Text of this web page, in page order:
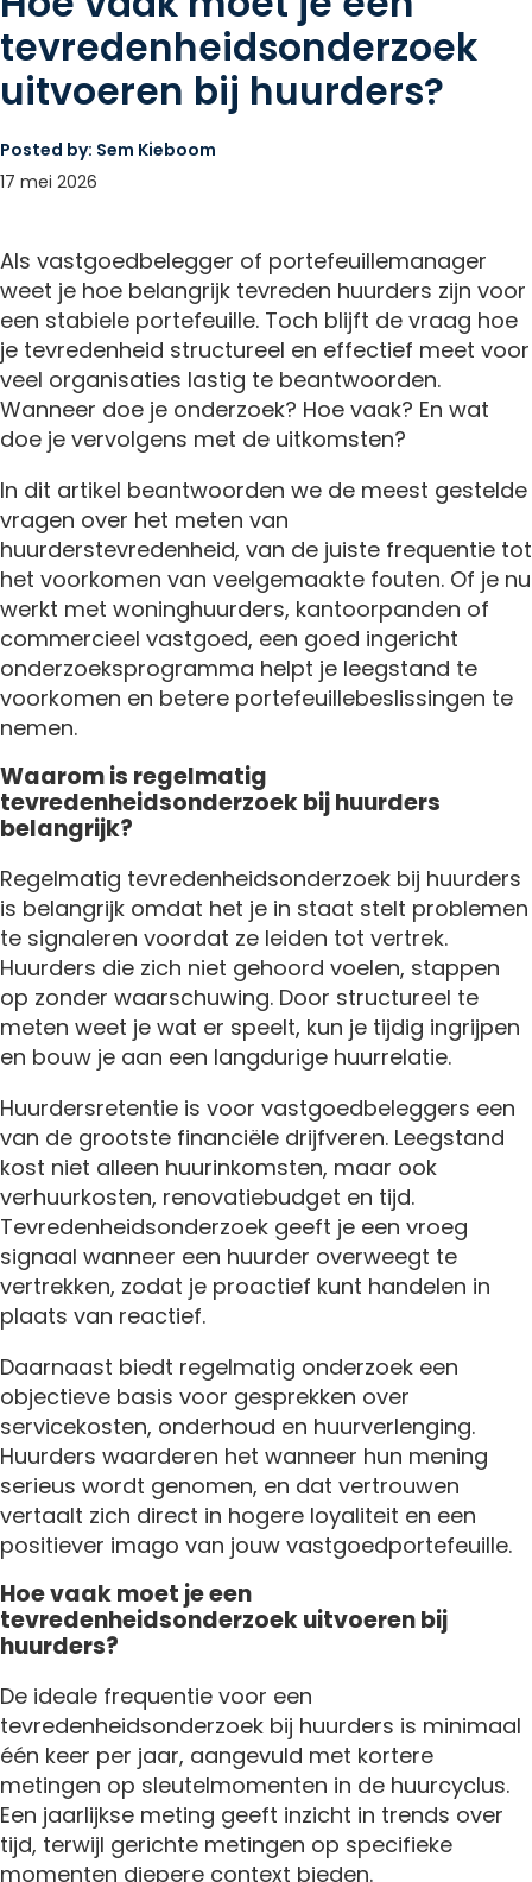
tevredenheidsonderzoek
uitvoeren bij huurders?
Posted by: Sem Kieboom
17 mei 2026
Als vastgoedbelegger of portefeuillemanager
weet je hoe belangrijk tevreden huurders zijn voor
een stabiele portefeuille. Toch blijft de vraag hoe
je tevredenheid structureel en effectief meet voor
veel organisaties lastig te beantwoorden.
Wanneer doe je onderzoek? Hoe vaak? En wat
doe je vervolgens met de uitkomsten?
In dit artikel beantwoorden we de meest gestelde
vragen over het meten van
huurderstevredenheid, van de juiste frequentie tot
het voorkomen van veelgemaakte fouten. Of je nu
werkt met woninghuurders, kantoorpanden of
commercieel vastgoed, een goed ingericht
onderzoeksprogramma helpt je leegstand te
voorkomen en betere portefeuillebeslissingen te
nemen.
Waarom is regelmatig
tevredenheidsonderzoek bij huurders
belangrijk?
Regelmatig tevredenheidsonderzoek bij huurders
is belangrijk omdat het je in staat stelt problemen
te signaleren voordat ze leiden tot vertrek.
Huurders die zich niet gehoord voelen, stappen
op zonder waarschuwing. Door structureel te
meten weet je wat er speelt, kun je tijdig ingrijpen
en bouw je aan een langdurige huurrelatie.
Huurdersretentie is voor vastgoedbeleggers een
van de grootste financiële drijfveren. Leegstand
kost niet alleen huurinkomsten, maar ook
verhuurkosten, renovatiebudget en tijd.
Tevredenheidsonderzoek geeft je een vroeg
signaal wanneer een huurder overweegt te
vertrekken, zodat je proactief kunt handelen in
plaats van reactief.
Daarnaast biedt regelmatig onderzoek een
objectieve basis voor gesprekken over
servicekosten, onderhoud en huurverlenging.
Huurders waarderen het wanneer hun mening
serieus wordt genomen, en dat vertrouwen
vertaalt zich direct in hogere loyaliteit en een
positiever imago van jouw vastgoedportefeuille.
Hoe vaak moet je een
tevredenheidsonderzoek uitvoeren bij
huurders?
De ideale frequentie voor een
tevredenheidsonderzoek bij huurders is minimaal
één keer per jaar, aangevuld met kortere
metingen op sleutelmomenten in de huurcyclus.
Een jaarlijkse meting geeft inzicht in trends over
tijd, terwijl gerichte metingen op specifieke
momenten diepere context bieden.